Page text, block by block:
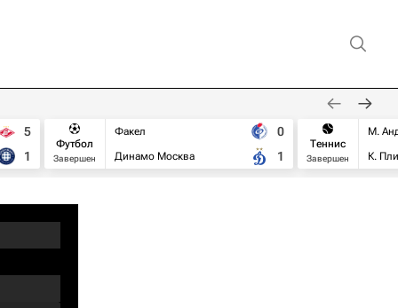
5
1
Футбол
Завершен
Факел
Динамо Москва
0
1
Теннис
Завершен
М.
К.